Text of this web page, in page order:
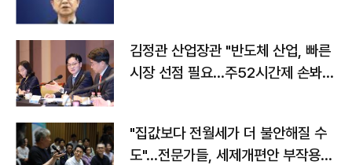
김정관 산업장관 "반도체 산업, 빠른
시장 선점 필요…주52시간제 손봐
"집값보다 전월세가 더 불안해질 수
도"…전문가들, 세제개편안 부작용